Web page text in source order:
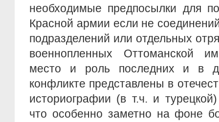
необходимые предпосылки для
Красной армии если не
подразделений или отдельных
военнопленных Оттоманской
место и роль последних и в
конфликте представлены в
историографии (в т.ч. и
что особенно заметно на фоне